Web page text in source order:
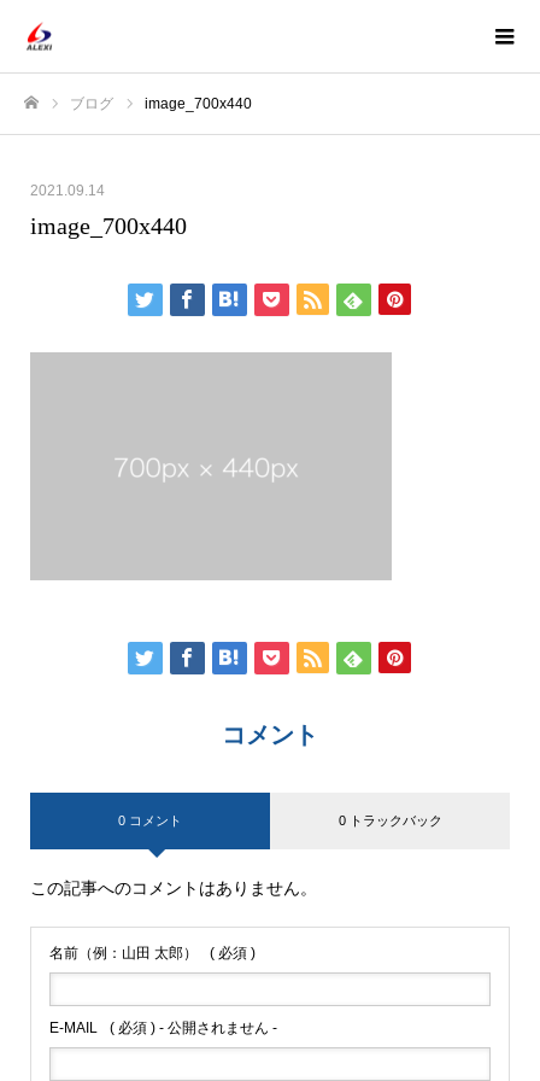
ブログ image_700x440
2021.09.14
image_700x440
コメント
0 コメント 0 トラックバック
この記事へのコメントはありません。
名前（例：山田 太郎） ( 必須 )
E-MAIL ( 必須 ) - 公開されません -